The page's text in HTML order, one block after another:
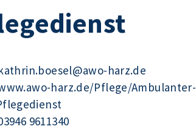
harz.de
harz.de/Pflege/Ambulanter-
9611340